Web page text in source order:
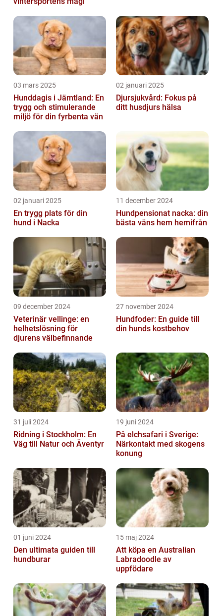
03 mars 2025
Hunddagis i Jämtland: En
trygg och stimulerande
miljö för din fyrbenta vän
02 januari 2025
Djursjukvård: Fokus på
ditt husdjurs hälsa
02 januari 2025
En trygg plats för din
hund i Nacka
11 december 2024
Hundpensionat nacka: din
bästa väns hem hemifrån
09 december 2024
Veterinär vellinge: en
helhetslösning för
djurens välbefinnande
27 november 2024
Hundfoder: En guide till
din hunds kostbehov
31 juli 2024
Ridning i Stockholm: En
Väg till Natur och Äventyr
19 juni 2024
På elchsafari i Sverige:
Närkontakt med skogens
konung
01 juni 2024
Den ultimata guiden till
hundburar
15 maj 2024
Att köpa en Australian
Labradoodle av
uppfödare